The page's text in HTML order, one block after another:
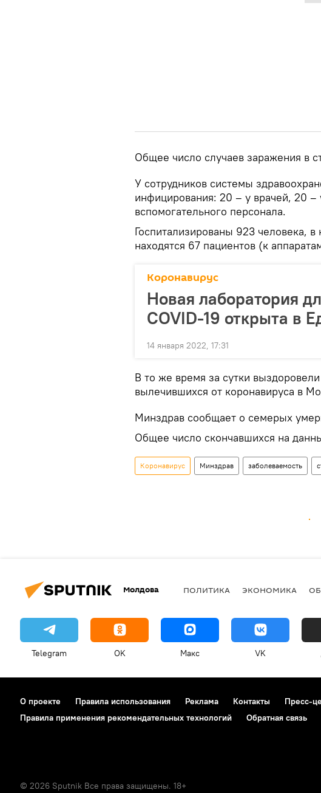
Общее число случаев заражения в
У сотрудников системы
инфицирования: 20 – у врачей, 20 –
вспомогательного персонала.
Госпитализированы 923 человека,
находятся 67 пациентов (к
Коронавирус
Новая лаборатория
COVID-19 открыта в
14 января 2022, 17:31
В то же время за сутки
вылечившихся от коронавируса в
Минздрав сообщает о семерых
Общее число скончавшихся на
Коронавирус Минздрав заболеваемость
Молдова ПОЛИТИКА ЭКОНОМИКА
Telegram OK Макс VK
О проекте Правила использования Реклама Контакты Пресс-
Правила применения рекомендательных технологий
Обратная связь
© 2026 Sputnik Все права защищены. 18+